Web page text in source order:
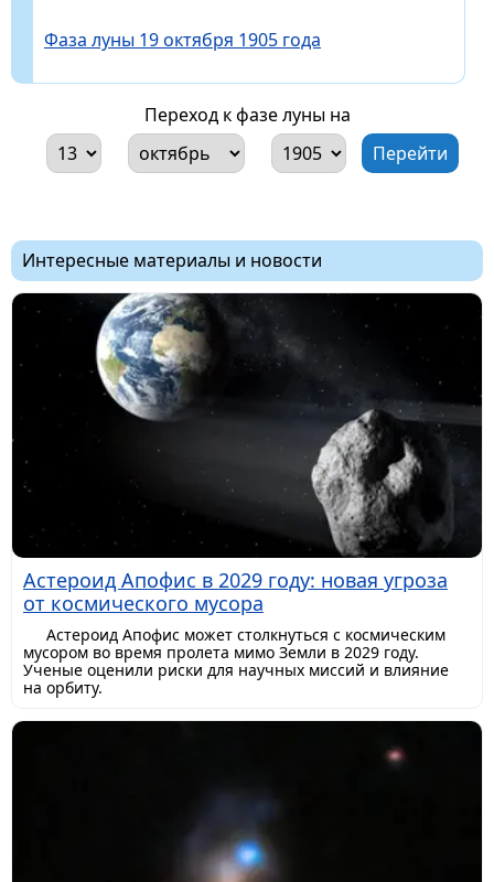
Фаза луны 19 октября 1905 года
Переход к фазе луны на
Интересные материалы и новости
Астероид Апофис в 2029 году: новая угроза
от космического мусора
Астероид Апофис может столкнуться с космическим
мусором во время пролета мимо Земли в 2029 году.
Ученые оценили риски для научных миссий и влияние
на орбиту.